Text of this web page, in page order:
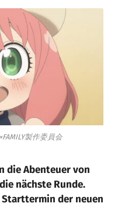
製作委員会
die Abenteuer von
nächste Runde.
der neuen